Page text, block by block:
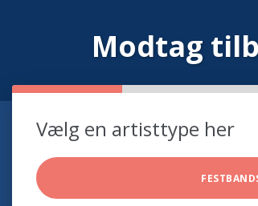
Modtag
Vælg en artisttype her